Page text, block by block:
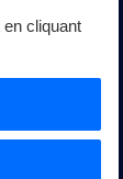
y mènent !
cliquant